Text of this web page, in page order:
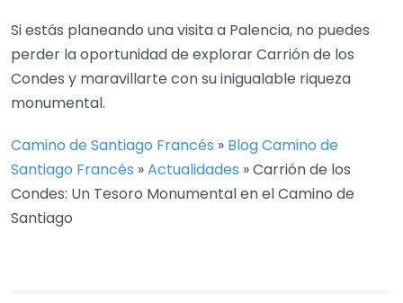
Si estás planeando una visita a Palencia, no puedes
perder la oportunidad de explorar Carrión de los
Condes y maravillarte con su inigualable riqueza
monumental.
Camino de Santiago Francés » Blog Camino de
Santiago Francés »Actualidades »Carrión de los
Condes: Un Tesoro Monumental en el Camino de
Santiago